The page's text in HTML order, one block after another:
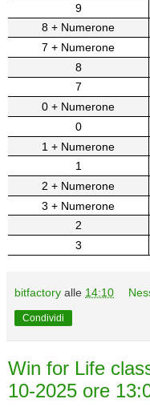
9
8 + Numerone
7 + Numerone
8
7
0 + Numerone
0
1 + Numerone
1
2 + Numerone
3 + Numerone
2
3
bitfactory alle 14:10
Condividi
Win for Life
10-2025 ore